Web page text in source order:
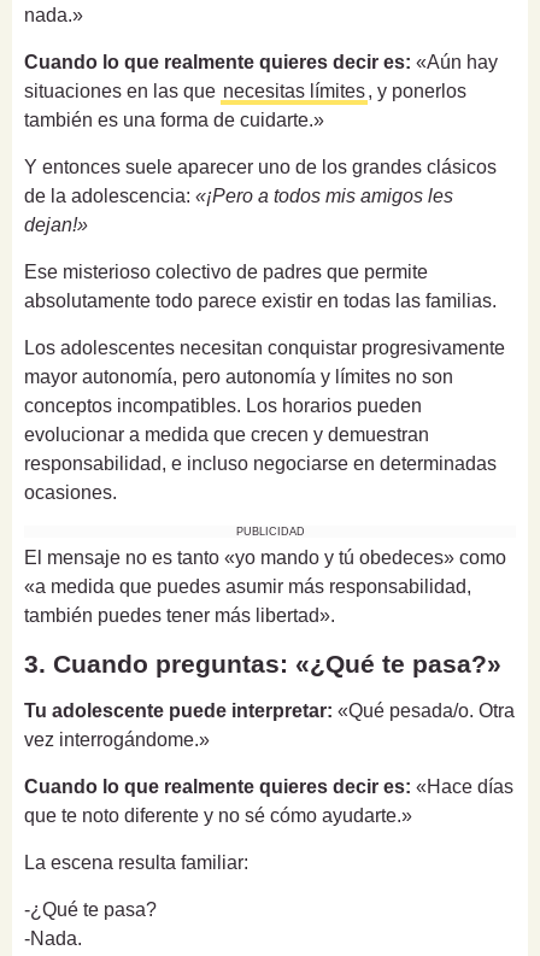
nada.»
Cuando lo que realmente quieres decir es: «Aún hay
situaciones en las que necesitas límites, y ponerlos
también es una forma de cuidarte.»
Y entonces suele aparecer uno de los grandes clásicos
de la adolescencia: «¡Pero a todos mis amigos les
dejan!»
Ese misterioso colectivo de padres que permite
absolutamente todo parece existir en todas las familias.
Los adolescentes necesitan conquistar progresivamente
mayor autonomía, pero autonomía y límites no son
conceptos incompatibles. Los horarios pueden
evolucionar a medida que crecen y demuestran
responsabilidad, e incluso negociarse en determinadas
ocasiones.
PUBLICIDAD
El mensaje no es tanto «yo mando y tú obedeces» como
«a medida que puedes asumir más responsabilidad,
también puedes tener más libertad».
3. Cuando preguntas: «¿Qué te pasa?»
Tu adolescente puede interpretar: «Qué pesada/o. Otra
vez interrogándome.»
Cuando lo que realmente quieres decir es: «Hace días
que te noto diferente y no sé cómo ayudarte.»
La escena resulta familiar:
-¿Qué te pasa?
-Nada.